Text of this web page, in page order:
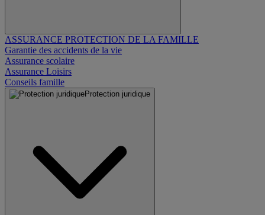
ASSURANCE PROTECTION DE LA FAMILLE
Garantie des accidents de la vie
Assurance scolaire
Assurance Loisirs
Conseils famille
Protection juridique